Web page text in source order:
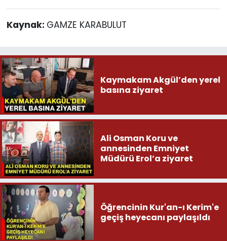
Kaynak: GAMZE KARABULUT
Kaymakam Akgül’den yerel
basına ziyaret
Ali Osman Koru ve
annesinden Emniyet
Müdürü Erol’a ziyaret
Öğrencinin Kur'an-ı Kerim'e
geçiş heyecanı paylaşıldı